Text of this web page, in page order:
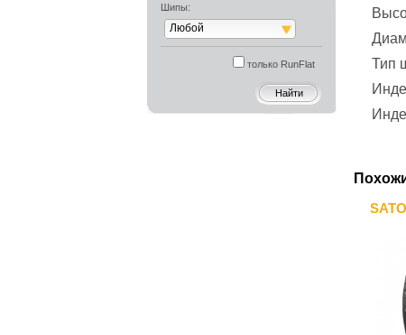
Шипы:
Любой
только RunFlat
Тип